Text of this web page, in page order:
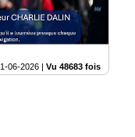
06-2026 | Vu 48683 fois